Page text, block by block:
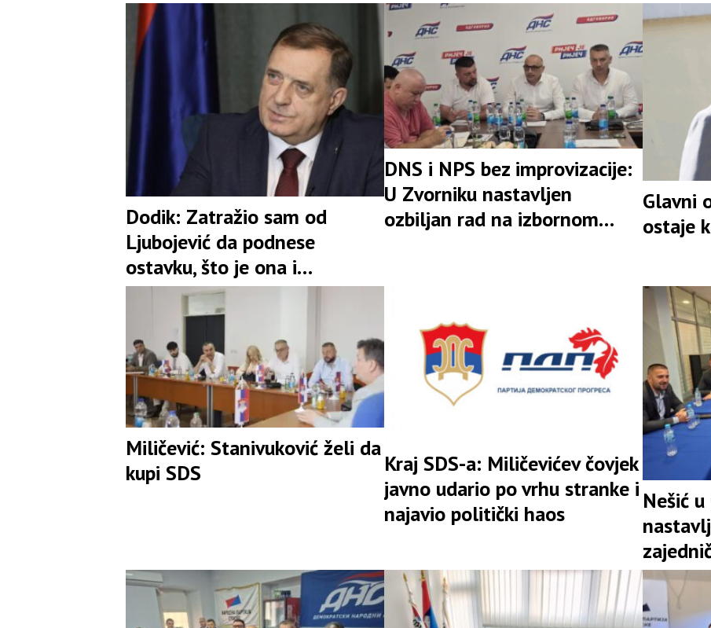
Dodik: Zatražio sam od
Ljubojević da podnese
ostavku, što je ona i
prihvatila
DNS i NPS bez improvizacije:
U Zvorniku nastavljen
ozbiljan rad na izbornom
Glavni
ostaje
Miličević: Stanivuković želi da
kupi SDS
Kraj SDS-a: Miličevićev čovjek
javno udario po vrhu stranke i
najavio politički haos
Nešić
snažna